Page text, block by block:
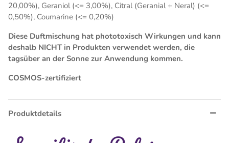
20,00%), Geraniol (<= 3,00%), Citral (Geranial + Neral) (<=
0,50%), Coumarine (<= 0,20%)
Diese Duftmischung hat phototoxisch Wirkungen und kann
deshalb NICHT in Produkten verwendet werden, die
tagsüber an der Sonne zur Anwendung kommen.
COSMOS-zertifiziert
Produktdetails